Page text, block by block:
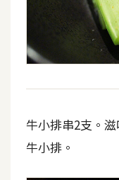
o
e
伺
服
牛小排串2支。
牛小排。